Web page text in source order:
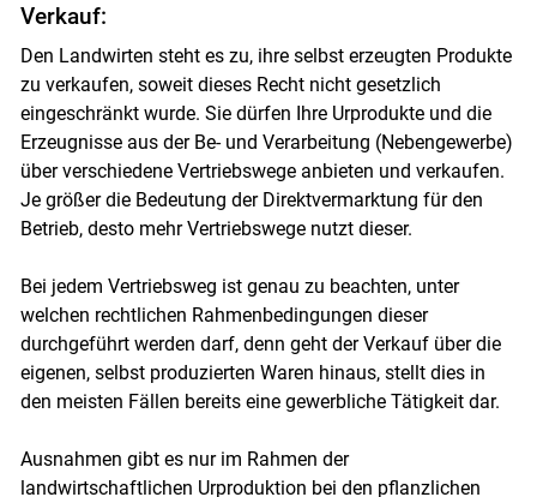
Verkauf:
Den Landwirten steht es zu, ihre selbst erzeugten Produkte
zu verkaufen, soweit dieses Recht nicht gesetzlich
eingeschränkt wurde. Sie dürfen Ihre Urprodukte und die
Erzeugnisse aus der Be- und Verarbeitung (Nebengewerbe)
über verschiedene Vertriebswege anbieten und verkaufen.
Je größer die Bedeutung der Direktvermarktung für den
Betrieb, desto mehr Vertriebswege nutzt dieser.
Bei jedem Vertriebsweg ist genau zu beachten, unter
welchen rechtlichen Rahmenbedingungen dieser
durchgeführt werden darf, denn geht der Verkauf über die
eigenen, selbst produzierten Waren hinaus, stellt dies in
den meisten Fällen bereits eine gewerbliche Tätigkeit dar.
Ausnahmen gibt es nur im Rahmen der
landwirtschaftlichen Urproduktion bei den pflanzlichen